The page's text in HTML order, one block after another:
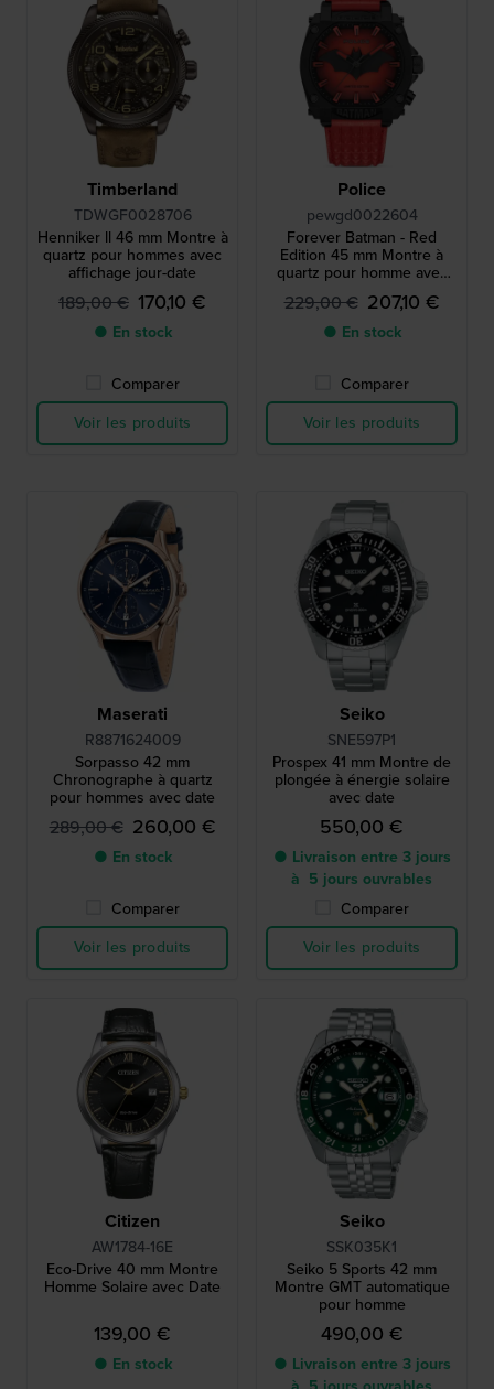
Timberland
TDWGF0028706
Henniker ll 46 mm Montre à
quartz pour hommes avec
affichage jour-date
189,00 € 170,10 €
● En stock
Comparer
Voir les produits
Police
pewgd0022604
Forever Batman - Red
Edition 45 mm Montre à
quartz pour homme avec
rétroéclairage rouge
229,00 € 207,10 €
● En stock
Comparer
Voir les produits
Maserati
R8871624009
Sorpasso 42 mm
Chronographe à quartz
pour hommes avec date
289,00 € 260,00 €
● En stock
Comparer
Voir les produits
Seiko
SNE597P1
Prospex 41 mm Montre de
plongée à énergie solaire
avec date
550,00 €
● Livraison entre 3 jours
à 5 jours ouvrables
Comparer
Voir les produits
Citizen
AW1784-16E
Eco-Drive 40 mm Montre
Homme Solaire avec Date
139,00 €
● En stock
Seiko
SSK035K1
Seiko 5 Sports 42 mm
Montre GMT automatique
pour homme
490,00 €
● Livraison entre 3 jours